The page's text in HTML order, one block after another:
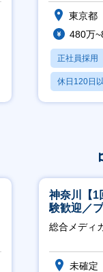
東京都
480万
正社員採用
休日120日
神奈川【1
験歓迎／
得／月平
総合メディ
未確定